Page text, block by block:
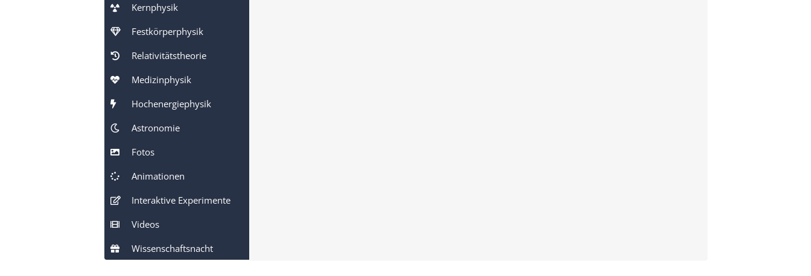
Kernphysik
Festkörperphysik
Relativitätstheorie
Medizinphysik
Hochenergiephysik
Astronomie
Fotos
Animationen
Interaktive Experimente
Videos
Wissenschaftsnacht